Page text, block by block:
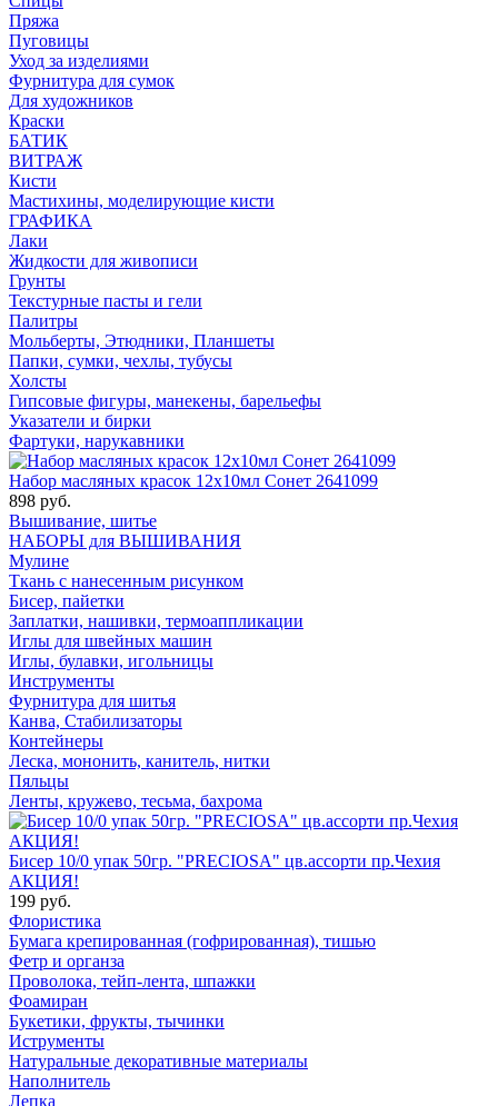
Пряжа
Пуговицы
Уход за изделиями
Фурнитура для сумок
Для художников
Краски
БАТИК
ВИТРАЖ
Кисти
Мастихины, моделирующие кисти
ГРАФИКА
Лаки
Жидкости для живописи
Грунты
Текстурные пасты и гели
Палитры
Мольберты, Этюдники, Планшеты
Папки, сумки, чехлы, тубусы
Холсты
Гипсовые фигуры, манекены, барельефы
Указатели и бирки
Фартуки, нарукавники
Набор масляных красок 12х10мл Сонет 2641099
898 руб.
Вышивание, шитье
НАБОРЫ для ВЫШИВАНИЯ
Мулине
Ткань с нанесенным рисунком
Бисер, пайетки
Заплатки, нашивки, термоаппликации
Иглы для швейных машин
Иглы, булавки, игольницы
Инструменты
Фурнитура для шитья
Канва, Стабилизаторы
Контейнеры
Леска, мононить, канитель, нитки
Пяльцы
Ленты, кружево, тесьма, бахрома
Бисер 10/0 упак 50гр. "PRECIOSA" цв.ассорти пр.Чехия
АКЦИЯ!
199 руб.
Флористика
Бумага крепированная (гофрированная), тишью
Фетр и органза
Проволока, тейп-лента, шпажки
Фоамиран
Букетики, фрукты, тычинки
Иструменты
Натуральные декоративные материалы
Наполнитель
Лепка